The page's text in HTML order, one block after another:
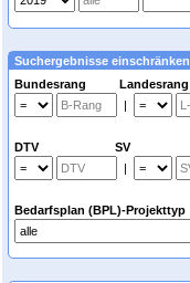
Suchergebnisse einschränken
Bundesrang Landesrang
|
DTV SV
|
Bedarfsplan (BPL)-Projekttyp